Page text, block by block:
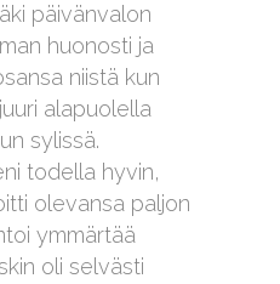
päivänvalon
huonosti ja
niistä kun
alapuolella
sylissä.
todella hyvin,
olevansa paljon
ymmärtää
oli selvästi